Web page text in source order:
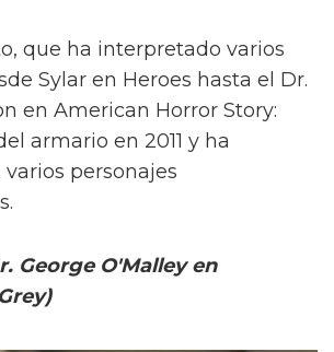
que ha interpretado varios
Sylar en Heroes hasta el Dr.
en American Horror Story:
armario en 2011 y ha
personajes
George O'Malley en